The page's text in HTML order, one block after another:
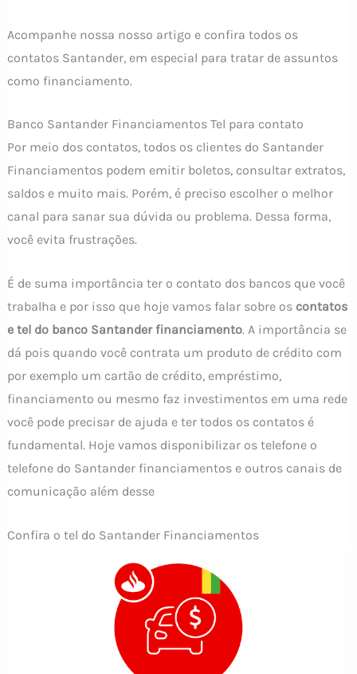
Acompanhe nossa nosso artigo e confira todos os
contatos Santander, em especial para tratar de assuntos
como financiamento.
Banco Santander Financiamentos Tel para contato
Por meio dos contatos, todos os clientes do Santander
Financiamentos podem emitir boletos, consultar extratos,
saldos e muito mais. Porém, é preciso escolher o melhor
canal para sanar sua dúvida ou problema. Dessa forma,
você evita frustrações.
É de suma importância ter o contato dos bancos que você
trabalha e por isso que hoje vamos falar sobre os contatos
e tel do banco Santander financiamento. A importância se
dá pois quando você contrata um produto de crédito com
por exemplo um cartão de crédito, empréstimo,
financiamento ou mesmo faz investimentos em uma rede
você pode precisar de ajuda e ter todos os contatos é
fundamental. Hoje vamos disponibilizar os telefone o
telefone do Santander financiamentos e outros canais de
comunicação além desse
Confira o tel do Santander Financiamentos